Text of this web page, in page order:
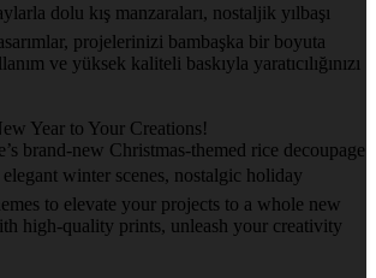
dolu kış manzaraları, nostaljik yılbaşı
projelerinizi bambaşka bir boyuta
ve yüksek kaliteli baskıyla yaratıcılığınızı
Year to Your Creations!
brand-new Christmas-themed rice decoupage
winter scenes, nostalgic holiday
to elevate your projects to a whole new
high-quality prints, unleash your creativity